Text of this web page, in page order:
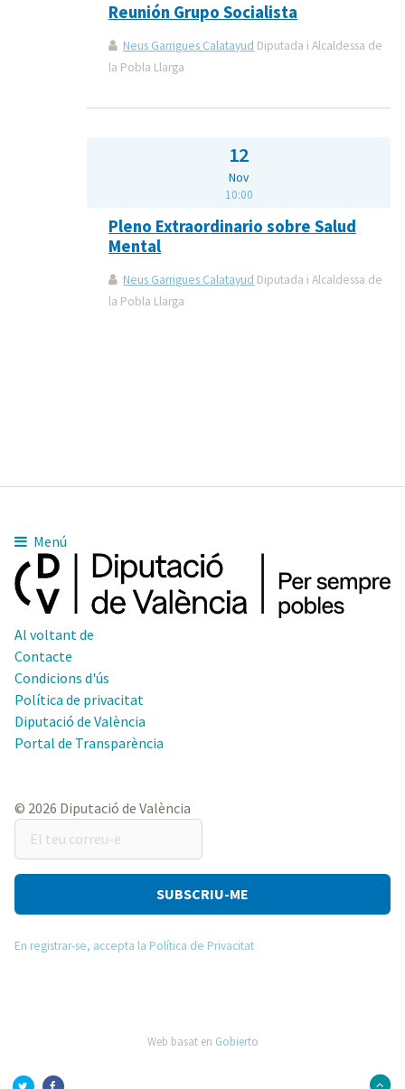
Reunión Grupo Socialista
Neus Garrigues Calatayud Diputada i Alcaldessa de
la Pobla Llarga
12
Nov
10:00
Pleno Extraordinario sobre Salud
Mental
Neus Garrigues Calatayud Diputada i Alcaldessa de
la Pobla Llarga
Menú
Al voltant de
Contacte
Condicions d'ús
Política de privacitat
Diputació de València
Portal de Transparència
© 2026 Diputació de València
El
teu
correu-
En registrar-se, accepta la Política de Privacitat
Web basat en Gobierto